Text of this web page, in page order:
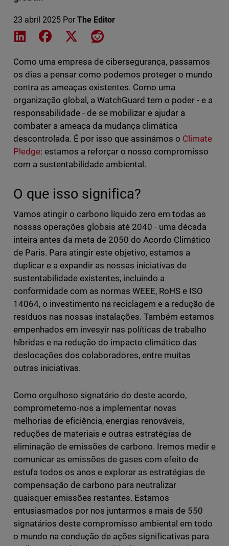
23 abril 2025 Por The Editor
Share on LinkedIn
Share on Facebook
Share on XShare on Reddit
Como uma empresa de cibersegurança, passamos
os dias a pensar como podemos proteger o mundo
contra as ameaças existentes. Como uma
organização global, a WatchGuard tem o poder - e a
responsabilidade - de se mobilizar e ajudar a
combater a ameaça da mudança climática
descontrolada. É por isso que assinámos o Climate
Pledge: estamos a reforçar o nosso compromisso
com a sustentabilidade ambiental.
O que isso significa?
Vamos atingir o carbono líquido zero em todas as
nossas operações globais até 2040 - uma década
inteira antes da meta de 2050 do Acordo Climático
de Paris. Para atingir este objetivo, estamos a
duplicar e a expandir as nossas iniciativas de
sustentabilidade existentes, incluindo a
conformidade com as normas WEEE, RoHS e ISO
14064, o investimento na reciclagem e a redução de
resíduos nas nossas instalações. Também estamos
empenhados em invesyir nas políticas de trabalho
híbridas e na redução do impacto climático das
deslocações dos colaboradores, entre muitas
outras iniciativas.
Como orgulhoso signatário do deste acordo,
comprometemo-nos a implementar novas
melhorias de eficiência, energias renováveis,
reduções de materiais e outras estratégias de
eliminação de emissões de carbono. Iremos medir e
comunicar as emissões de gases com efeito de
estufa todos os anos e explorar as estratégias de
compensação de carbono para neutralizar
quaisquer emissões restantes. Estamos
entusiasmados por nos juntarmos a mais de 550
signatários deste compromisso ambiental em todo
o mundo na condução de ações significativas para